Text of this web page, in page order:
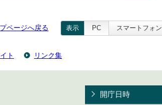
プページへ戻る 表示 PC スマートフォン
ト リンク集
開庁日時